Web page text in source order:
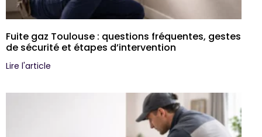
Fuite gaz Toulouse : questions fréquentes, gestes
de sécurité et étapes d’intervention
Lire l'article